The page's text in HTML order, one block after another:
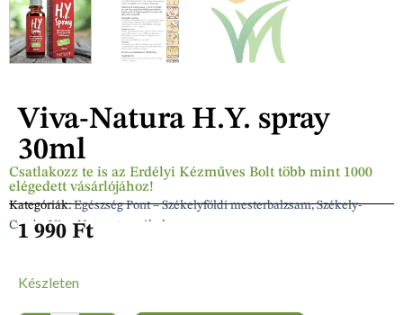
Csatlakozz te is az Erdélyi Kézműves Bolt több mint 1000
elégedett vásárlójához!
Kategóriák:Egészség Pont – Székelyföldi mesterbalzsam, Székely-
Csuda, Viva-Natura termékek
Viva-Natura H.Y. spray
30ml
1 990 Ft
Készleten